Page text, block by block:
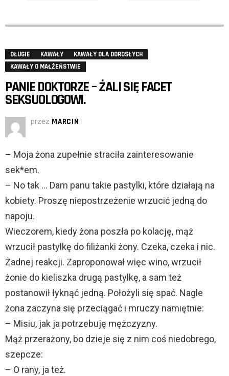
DŁUGIE KAWAŁY
KAWAŁY DLA DOROSŁYCH
KAWAŁY O MAŁŻEŃSTWIE
PANIE DOKTORZE – ŻALI SIĘ FACET
SEKSUOLOGOWI.
przez MARCIN
– Moja żona zupełnie straciła zainteresowanie
sek*em.
– No tak … Dam panu takie pastylki, które działają na
kobiety. Proszę niepostrzeżenie wrzucić jedną do
napoju.
Wieczorem, kiedy żona poszła po kolację, mąż
wrzucił pastylkę do filiżanki żony. Czeka, czeka i nic.
Żadnej reakcji. Zaproponował więc wino, wrzucił
żonie do kieliszka drugą pastylkę, a sam też
postanowił łyknąć jedną. Położyli się spać. Nagle
żona zaczyna się przeciągać i mruczy namiętnie:
– Misiu, jak ja potrzebuję mężczyzny.
Mąż przerażony, bo dzieje się z nim coś niedobrego,
szepcze:
– O rany, ja też.